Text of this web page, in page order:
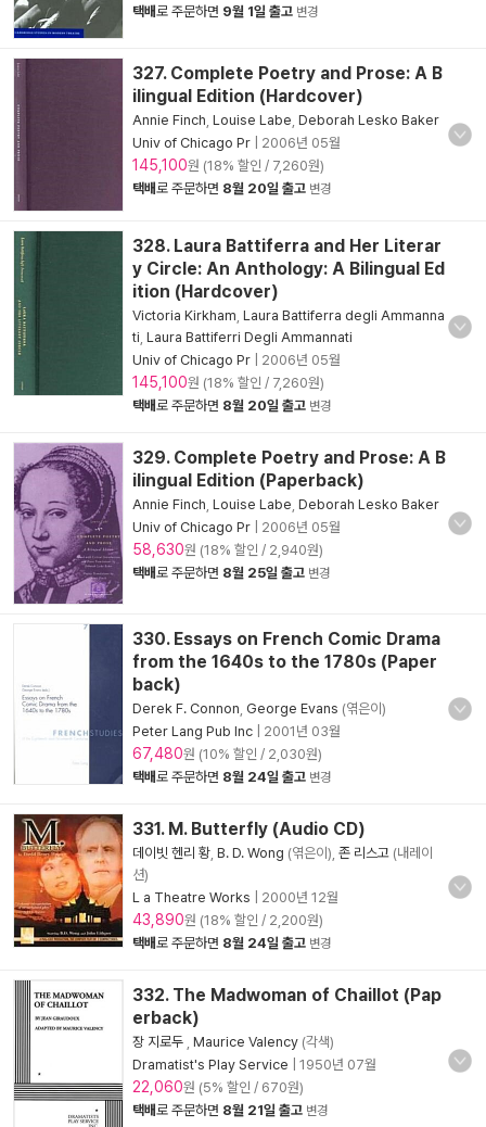
택배로 주문하면 9월 1일 출고 변경
327. Complete Poetry and Prose: A B
ilingual Edition (Hardcover)
Annie Finch Louise Labe Deborah Lesko Baker
Univ of Chicago Pr
2006년 05월
145,100원 (18% 할인 / 7,260원)
택배로 주문하면 8월 20일 출고 변경
328. Laura Battiferra and Her Literar
y Circle: An Anthology: A Bilingual Ed
ition (Hardcover)
Victoria Kirkham Laura Battiferra degli Ammanna
ti Laura Battiferri Degli Ammannati
Univ of Chicago Pr
2006년 05월
145,100원 (18% 할인 / 7,260원)
택배로 주문하면 8월 20일 출고 변경
329. Complete Poetry and Prose: A B
ilingual Edition (Paperback)
Annie Finch Louise Labe Deborah Lesko Baker
Univ of Chicago Pr
2006년 05월
58,630원 (18% 할인 / 2,940원)
택배로 주문하면 8월 25일 출고 변경
330. Essays on French Comic Drama
from the 1640s to the 1780s (Paper
back)
Derek F. Connon George Evans (엮은이)
Peter Lang Pub Inc
2001년 03월
67,480원 (10% 할인 / 2,030원)
택배로 주문하면 8월 24일 출고 변경
331. M. Butterfly (Audio CD)
데이빗 헨리 황 B. D. Wong (엮은이), 존 리스고 (내레이
션)
L a Theatre Works
2000년 12월
43,890원 (18% 할인 / 2,200원)
택배로 주문하면 8월 24일 출고 변경
332. The Madwoman of Chaillot (Pap
erback)
장 지로두 Maurice Valency (각색)
Dramatist's Play Service
1950년 07월
22,060원 (5% 할인 / 670원)
택배로 주문하면 8월 21일 출고 변경